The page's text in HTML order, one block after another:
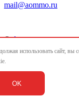
mail@aommo.ru
© Ассоциация
проектов и
mail@aommo.ru
использовать сайт, вы
OK